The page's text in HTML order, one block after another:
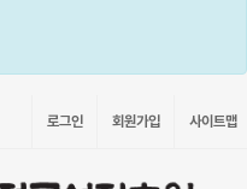
로그인 회원가입 사이트맵